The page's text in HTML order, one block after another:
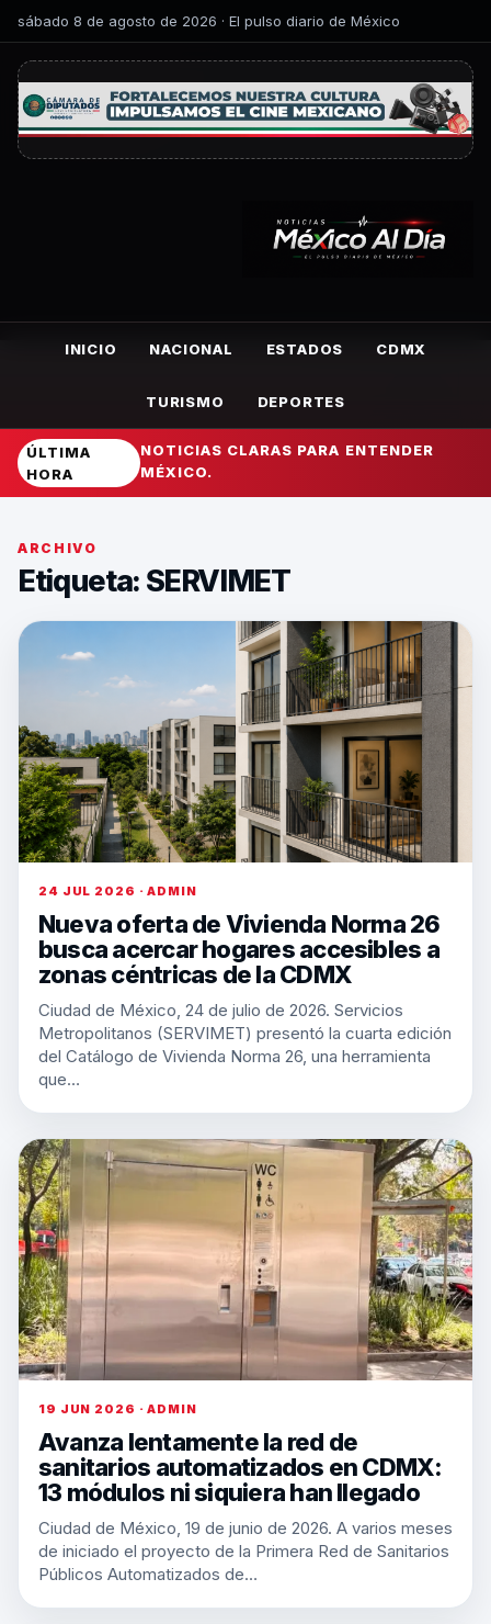
sábado 8 de agosto de 2026 · El pulso diario de México
INICIO NACIONAL ESTADOS CDMX
TURISMO DEPORTES
ÚLTIMA
HORA
NOTICIAS CLARAS PARA ENTENDER
MÉXICO.
ARCHIVO
Etiqueta: SERVIMET
24 JUL 2026 · ADMIN
Nueva oferta de Vivienda Norma 26
busca acercar hogares accesibles a
zonas céntricas de la CDMX
Ciudad de México, 24 de julio de 2026. Servicios
Metropolitanos (SERVIMET) presentó la cuarta edición
del Catálogo de Vivienda Norma 26, una herramienta
que…
19 JUN 2026 · ADMIN
Avanza lentamente la red de
sanitarios automatizados en CDMX:
13 módulos ni siquiera han llegado
Ciudad de México, 19 de junio de 2026. A varios meses
de iniciado el proyecto de la Primera Red de Sanitarios
Públicos Automatizados de…